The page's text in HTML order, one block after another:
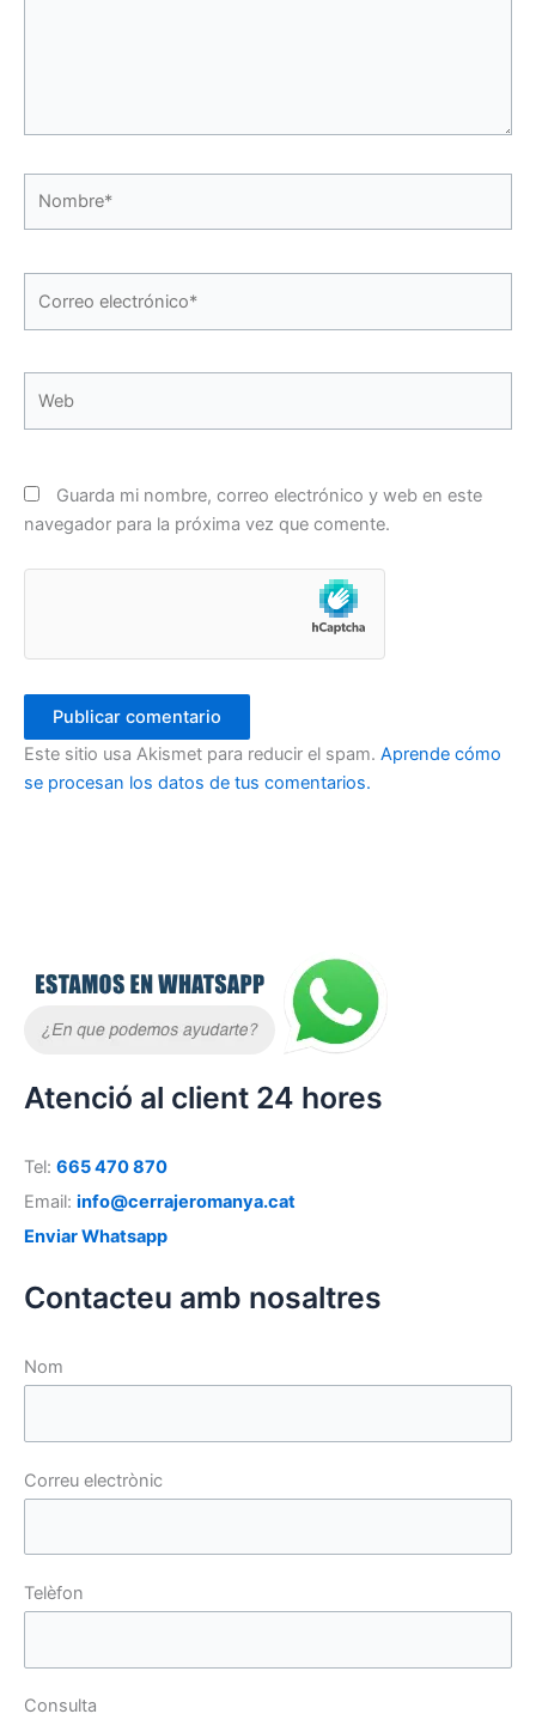
electrónico*
Guarda mi nombre, correo electrónico y web en este
navegador para la próxima vez que comente.
Este sitio usa Akismet para reducir el spam. Aprende cómo
se procesan los datos de tus comentarios.
Atenció al client 24 hores
Tel: 665 470 870
Email: info@cerrajeromanya.cat
Enviar Whatsapp
Contacteu amb nosaltres
Nom
Correu electrònic
Telèfon
Consulta